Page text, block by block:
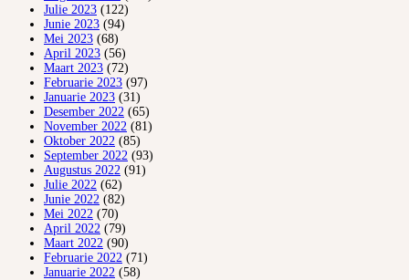
Julie 2023 (122)
Junie 2023 (94)
Mei 2023 (68)
April 2023 (56)
Maart 2023 (72)
Februarie 2023 (97)
Januarie 2023 (31)
Desember 2022 (65)
November 2022 (81)
Oktober 2022 (85)
September 2022 (93)
Augustus 2022 (91)
Julie 2022 (62)
Junie 2022 (82)
Mei 2022 (70)
April 2022 (79)
Maart 2022 (90)
Februarie 2022 (71)
Januarie 2022 (58)